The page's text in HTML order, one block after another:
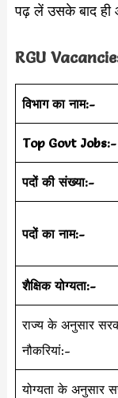
पढ़ लें उसके बाद
RGU
विभाग का नाम:-
Top Govt Jobs:-
पदों की संख्या:-
पदों का नाम:-
शैक्षिक योग्यता:-
राज्य के अनुसार
नौकरियां:-
योग्यता के अनुसार